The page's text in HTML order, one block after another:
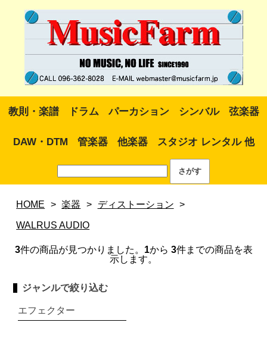
教則・楽譜 ドラム パーカション シンバル 弦楽器
DAW・DTM 管楽器 他楽器 スタジオ レンタル 他
HOME > 楽器 > ディストーション >
WALRUS AUDIO
3件の商品が見つかりました。 1から 3件までの商品を表
示します。
ジャンルで絞り込む
エフェクター